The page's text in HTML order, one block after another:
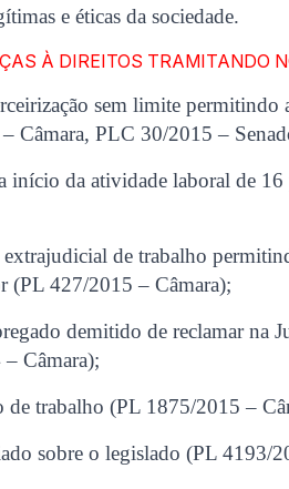
e éticas da sociedade.
À DIREITOS TRAMITANDO
sem limite permitindo
Câmara, PLC 30/2015 –
início da atividade laboral de
de trabalho
(PL 427/2015 – Câmara);
demitido de reclamar na
Câmara);
de trabalho (PL 1875/2015 –
sobre o legislado (PL 4193/